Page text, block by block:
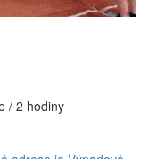
/ 2 hodiny